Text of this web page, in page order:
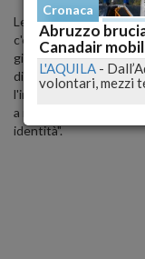
Le strutture 'no kids'
c'è una buona fetta di
giochi e dagli
di Confindustria
l'ingresso ai bambini,
a respingere un
identità".
Cronaca
Abruzzo
Canadair
L'AQUILA -
volontari, mezzi